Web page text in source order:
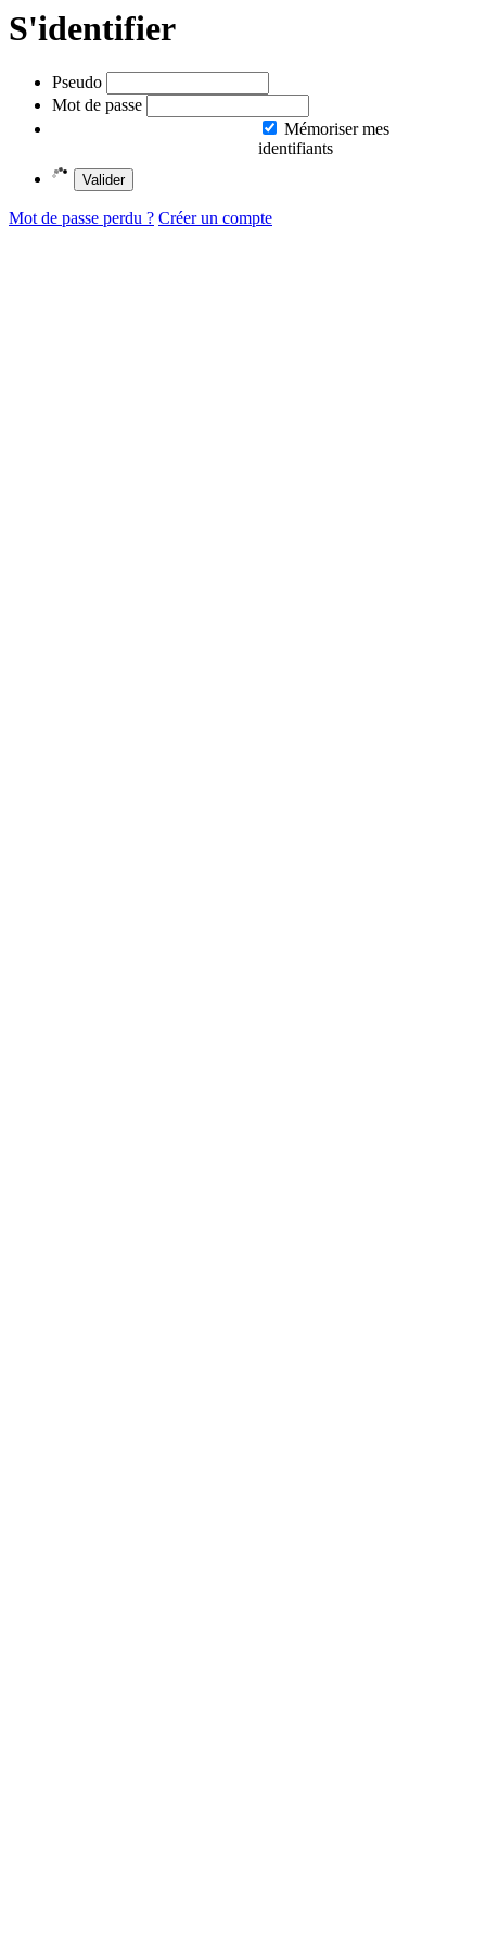
S'identifier
Pseudo
Mot de passe
Mémoriser mes
identifiants
Valider
Mot de passe perdu ? Créer un compte